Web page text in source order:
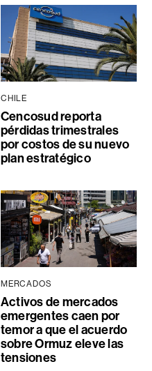
CHILE
Cencosud reporta
pérdidas trimestrales
por costos de su nuevo
plan estratégico
MERCADOS
Activos de mercados
emergentes caen por
temor a que el acuerdo
sobre Ormuz eleve las
tensiones